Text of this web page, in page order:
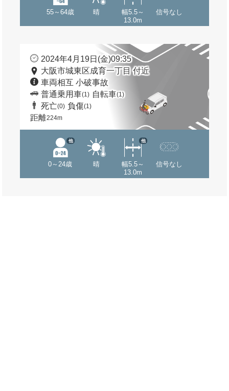
55～64歳 晴
幅5.5～
13.0m
信号なし
2024年4月19日(金)09:35
大阪市城東区成育一丁目 付近
車両相互 小破事故
普通乗用車(1) 自転車(1)
死亡(0) 負傷(1)
距離224m
0～24歳
他
晴
幅5.5～
13.0m
他
信号なし